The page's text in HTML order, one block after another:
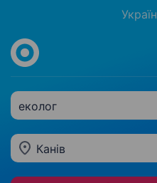
еколог
Канів